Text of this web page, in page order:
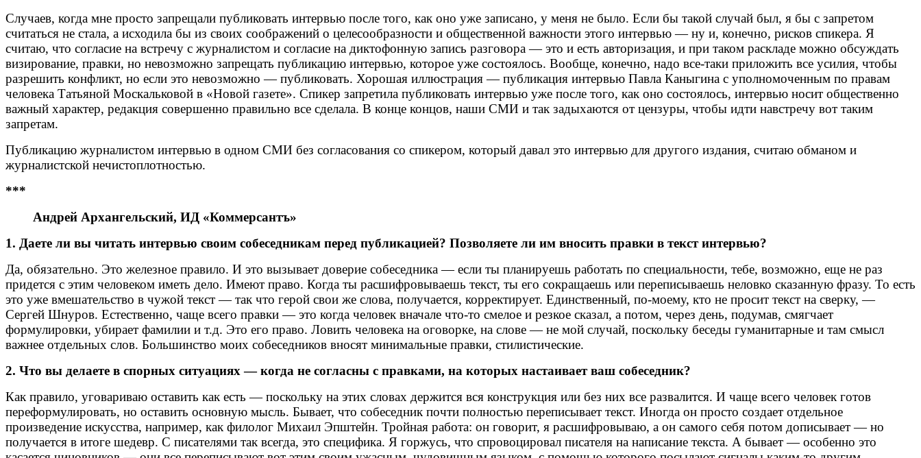
Случаев, когда мне просто запрещали публиковать интервью после того, как оно уже записано, у меня не было. Если бы такой случай был, я бы с запретом
считаться не стала, а исходила бы из своих соображений о целесообразности и общественной важности этого интервью — ну и, конечно, рисков спикера. Я
считаю, что согласие на встречу с журналистом и согласие на диктофонную запись разговора — это и есть авторизация, и при таком раскладе можно обсуждать
визирование, правки, но невозможно запрещать публикацию интервью, которое уже состоялось. Вообще, конечно, надо все-таки приложить все усилия, чтобы
разрешить конфликт, но если это невозможно — публиковать. Хорошая иллюстрация — публикация интервью Павла Каныгина с уполномоченным по правам
человека Татьяной Москальковой в «Новой газете». Спикер запретила публиковать интервью уже после того, как оно состоялось, интервью носит общественно
важный характер, редакция совершенно правильно все сделала. В конце концов, наши СМИ и так задыхаются от цензуры, чтобы идти навстречу вот таким
запретам.
Публикацию журналистом интервью в одном СМИ без согласования со спикером, который давал это интервью для другого издания, считаю обманом и
журналистской нечистоплотностью.
***
Андрей Архангельский, ИД «Коммерсантъ»
1. Даете ли вы читать интервью своим собеседникам перед публикацией? Позволяете ли им вносить правки в текст интервью?
Да, обязательно. Это железное правило. И это вызывает доверие собеседника — если ты планируешь работать по специальности, тебе, возможно, еще не раз
придется с этим человеком иметь дело. Имеют право. Когда ты расшифровываешь текст, ты его сокращаешь или переписываешь неловко сказанную фразу. То есть
это уже вмешательство в чужой текст — так что герой свои же слова, получается, корректирует. Единственный, по-моему, кто не просит текст на сверку, —
Сергей Шнуров. Естественно, чаще всего правки — это когда человек вначале что-то смелое и резкое сказал, а потом, через день, подумав, смягчает
формулировки, убирает фамилии и т.д. Это его право. Ловить человека на оговорке, на слове — не мой случай, поскольку беседы гуманитарные и там смысл
важнее отдельных слов. Большинство моих собеседников вносят минимальные правки, стилистические.
2. Что вы делаете в спорных ситуациях — когда не согласны с правками, на которых настаивает ваш собеседник?
Как правило, уговариваю оставить как есть — поскольку на этих словах держится вся конструкция или без них все развалится. И чаще всего человек готов
переформулировать, но оставить основную мысль. Бывает, что собеседник почти полностью переписывает текст. Иногда он просто создает отдельное
произведение искусства, например, как филолог Михаил Эпштейн. Тройная работа: он говорит, я расшифровываю, а он самого себя потом дописывает — но
получается в итоге шедевр. С писателями так всегда, это специфика. Я горжусь, что спровоцировал писателя на написание текста. А бывает — особенно это